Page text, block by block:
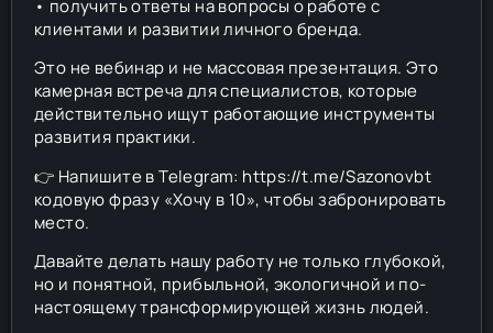
• получить ответы на вопросы о работе с
клиентами и развитии личного бренда.
Это не вебинар и не массовая презентация. Это
камерная встреча для специалистов, которые
действительно ищут работающие инструменты
развития практики.
👉 Напишите в Telegram: https://t.me/Sazonovbt
кодовую фразу «Хочу в 10», чтобы забронировать
место.
Давайте делать нашу работу не только глубокой,
но и понятной, прибыльной, экологичной и по-
настоящему трансформирующей жизнь людей.